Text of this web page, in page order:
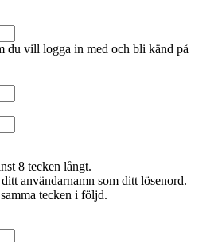
du vill logga in med och bli känd på
8 tecken långt.
användarnamn som ditt lösenord.
tecken i följd.